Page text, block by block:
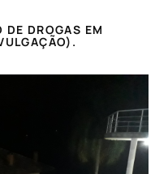
DROGAS EM